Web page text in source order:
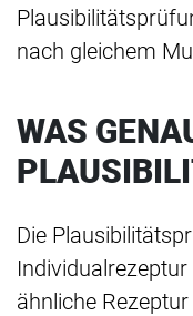
nach gleichem
WAS
Die
ähnliche